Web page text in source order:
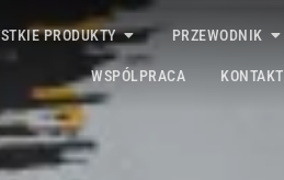
PRODUKTY PRZEWODNIK
WSPÓLPRACA KONTAKT